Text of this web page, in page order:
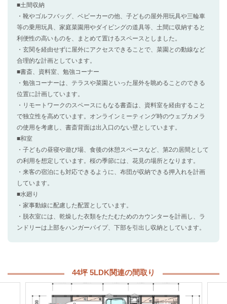
■土間収納
・靴やゴルフバッグ、ベビーカーの他、子どもの屋外用玩具や三輪車
等の乗用玩具、家庭菜園用やダイビングの道具等、土間に収納すると
利便性の高いものを、まとめて置けるスペースとしました。
・玄関を経由せずに屋外にアクセスできることで、菜園との動線など
合理的な計画としています。
■書斎、資料室、勉強コーナー
・勉強コーナーは、テラスや菜園といった屋外を眺めることのできる
位置に計画しています。
・リモートワークのスペースにもなる書斎は、資料室を経由すること
で独立性を高めています。オンラインミーティング時のウェブカメラ
の使用を考慮し、書斎背面は出入口のない壁としています。
■和室
・子どもの昼寝や遊び場、食後の休憩スペースなど、第2の居間として
の利用を想定しています。桜の季節には、花見の場所となります。
・来客の宿泊にも対応できるように、布団が収納できる押入れを計画
しています。
■水廻り
・家事動線に配慮した配置としています。
・脱衣室には、乾燥した衣類をたたむためのカウンターを計画し、ラ
ンドリーは上部をハンガーパイプ、下部を引出し収納としています。
44坪 5LDK関連の間取り